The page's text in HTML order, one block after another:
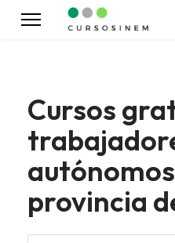
Cursos
provincia